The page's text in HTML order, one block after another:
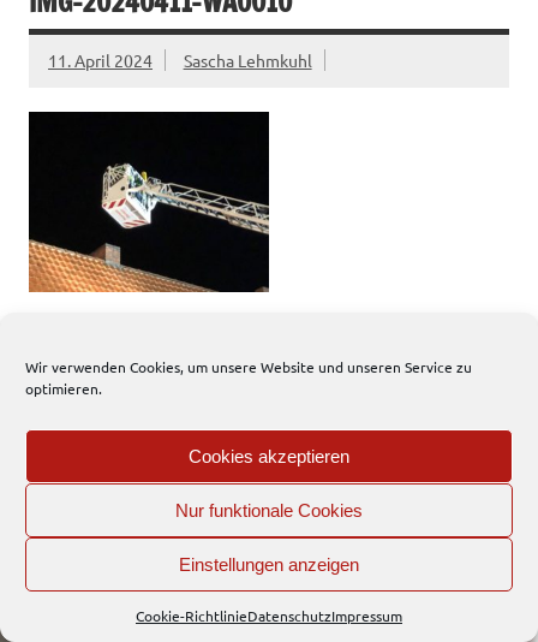
Wir verwenden Cookies, um unsere Website und unseren Service zu
optimieren.
Cookies akzeptieren
Nur funktionale Cookies
Einstellungen anzeigen
Cookie-RichtlinieDatenschutzImpressum
11. April 2024 Sascha Lehmkuhl
Interner Bereich